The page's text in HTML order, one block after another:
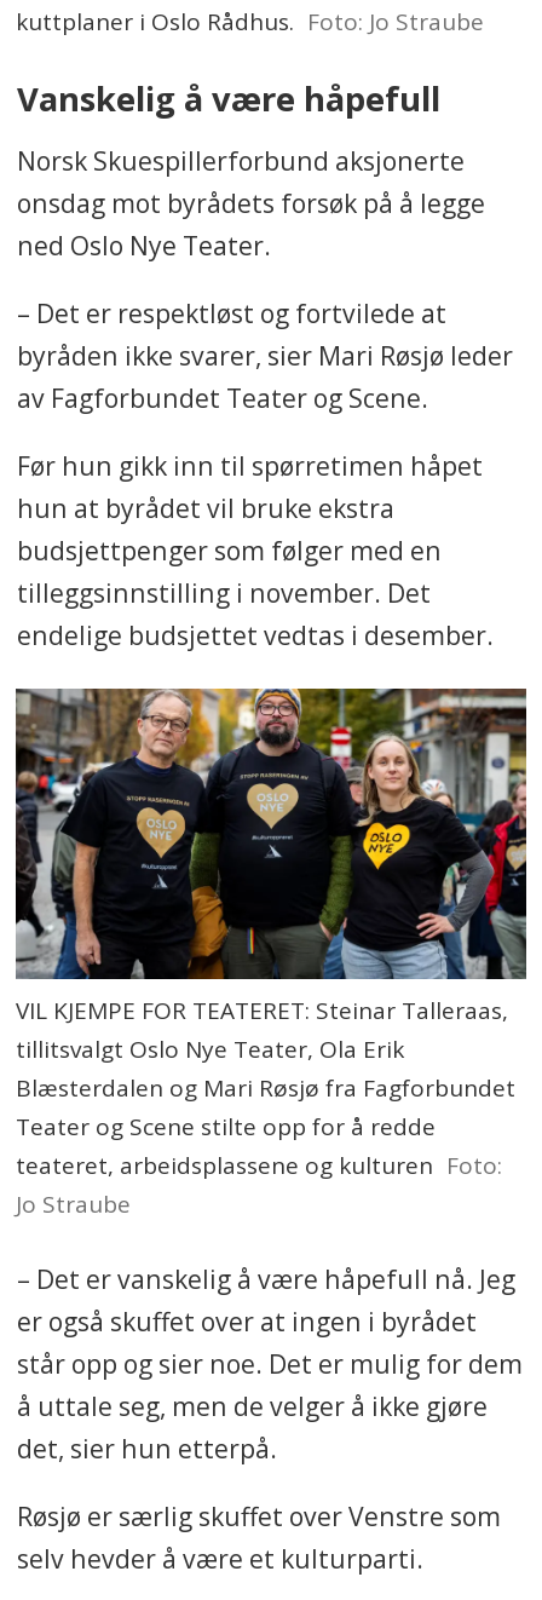
kuttplaner i Oslo Rådhus. Foto: Jo Straube
Vanskelig å være håpefull
Norsk Skuespillerforbund aksjonerte
onsdag mot byrådets forsøk på å legge
ned Oslo Nye Teater.
– Det er respektløst og fortvilede at
byråden ikke svarer, sier Mari Røsjø leder
av Fagforbundet Teater og Scene.
Før hun gikk inn til spørretimen håpet
hun at byrådet vil bruke ekstra
budsjettpenger som følger med en
tilleggsinnstilling i november. Det
endelige budsjettet vedtas i desember.
VIL KJEMPE FOR TEATERET: Steinar Talleraas,
tillitsvalgt Oslo Nye Teater, Ola Erik
Blæsterdalen og Mari Røsjø fra Fagforbundet
Teater og Scene stilte opp for å redde
teateret, arbeidsplassene og kulturen Foto:
Jo Straube
– Det er vanskelig å være håpefull nå. Jeg
er også skuffet over at ingen i byrådet
står opp og sier noe. Det er mulig for dem
å uttale seg, men de velger å ikke gjøre
det, sier hun etterpå.
Røsjø er særlig skuffet over Venstre som
selv hevder å være et kulturparti.